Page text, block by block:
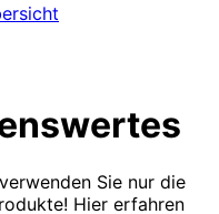
Sie nur die
Hier erfahren